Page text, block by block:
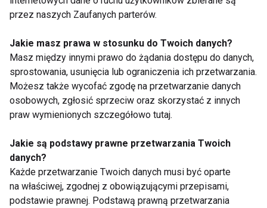
Barefooting – nowy
wymiar chodzenia
Pokaż więcej
Nie przegap nowości ze
świata FIT!
przez naszych Zaufanych parterów.
Jakie masz prawa w stosunku do Twoich danych?
Masz między innymi prawo do żądania dostępu do danych,
sprostowania, usunięcia lub ograniczenia ich przetwarzania.
Możesz także wycofać zgodę na przetwarzanie danych
osobowych, zgłosić sprzeciw oraz skorzystać z innych
praw wymienionych szczegółowo tutaj.
Jakie są podstawy prawne przetwarzania Twoich
danych?
Każde przetwarzanie Twoich danych musi być oparte
na właściwej, zgodnej z obowiązującymi przepisami,
podstawie prawnej. Podstawą prawną przetwarzania